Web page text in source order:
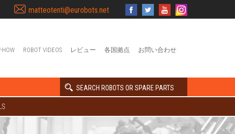
matteotenti@eurobots.net
HOW ROBOT VIDEOS レビュー 各国拠点 お問い合わせ
SEARCH ROBOTS OR SPARE PARTS